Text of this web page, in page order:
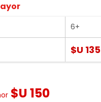
6+
$U 135
$U 150